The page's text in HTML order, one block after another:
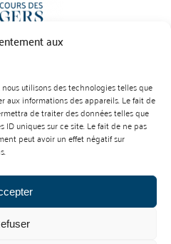
aux
utilisons des technologies telles que
aux informations des appareils. Le fait de
de traiter des données telles que
uniques sur ce site. Le fait de ne pas
peut avoir un effet négatif sur
SUR LOIRE
99 01 07
Légales